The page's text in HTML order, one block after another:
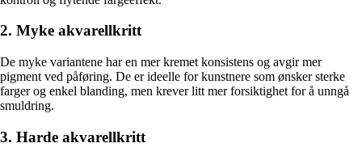
2. Myke akvarellkritt
De myke variantene har en mer kremet konsistens og avgir mer
pigment ved påføring. De er ideelle for kunstnere som ønsker sterke
farger og enkel blanding, men krever litt mer forsiktighet for å unngå
smuldring.
3. Harde akvarellkritt